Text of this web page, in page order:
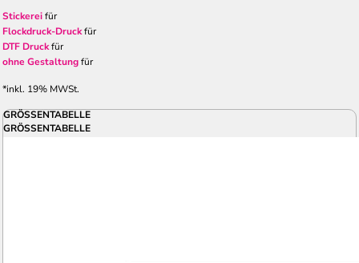
Stickereifür
Flockdruck-Druckfür
DTF Druckfür
ohne Gestaltungfür
*inkl. 19% MWSt.
GRÖSSENTABELLE
GRÖSSENTABELLE